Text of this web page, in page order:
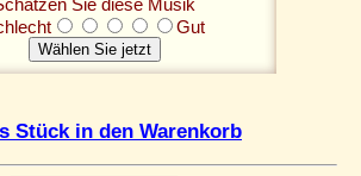
Sie diese Musik
Gut
Stück in den Warenkorb